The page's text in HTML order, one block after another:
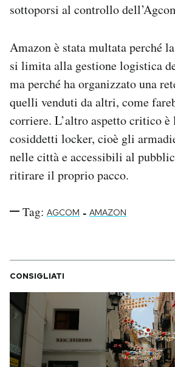
sottoporsi al controllo
Amazon è stata multata perché
si limita alla gestione logistica
ma perché ha organizzato una
quelli venduti da altri, come
corriere. L’altro aspetto critico è
cosiddetti locker, cioè gli
nelle città e accessibili al
ritirare il proprio pacco.
Tag: AGCOM - AMAZON
CONSIGLIATI